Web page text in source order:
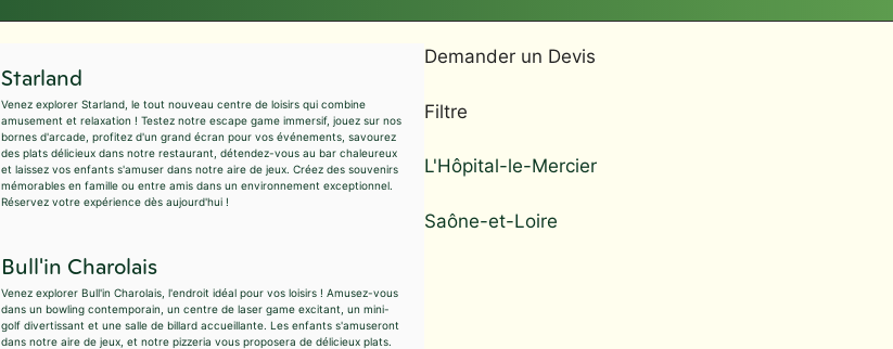
Starland
Venez explorer Starland, le tout nouveau centre de loisirs qui combine
amusement et relaxation ! Testez notre escape game immersif, jouez sur nos
bornes d'arcade, profitez d'un grand écran pour vos événements, savourez
des plats délicieux dans notre restaurant, détendez-vous au bar chaleureux
et laissez vos enfants s'amuser dans notre aire de jeux. Créez des souvenirs
mémorables en famille ou entre amis dans un environnement exceptionnel.
Réservez votre expérience dès aujourd'hui !
Bull'in Charolais
Venez explorer Bull'in Charolais, l'endroit idéal pour vos loisirs ! Amusez-vous
dans un bowling contemporain, un centre de laser game excitant, un mini-
golf divertissant et une salle de billard accueillante. Les enfants s'amuseront
dans notre aire de jeux, et notre pizzeria vous proposera de délicieux plats.
Demander un Devis
Filtre
L'Hôpital-le-Mercier
Saône-et-Loire